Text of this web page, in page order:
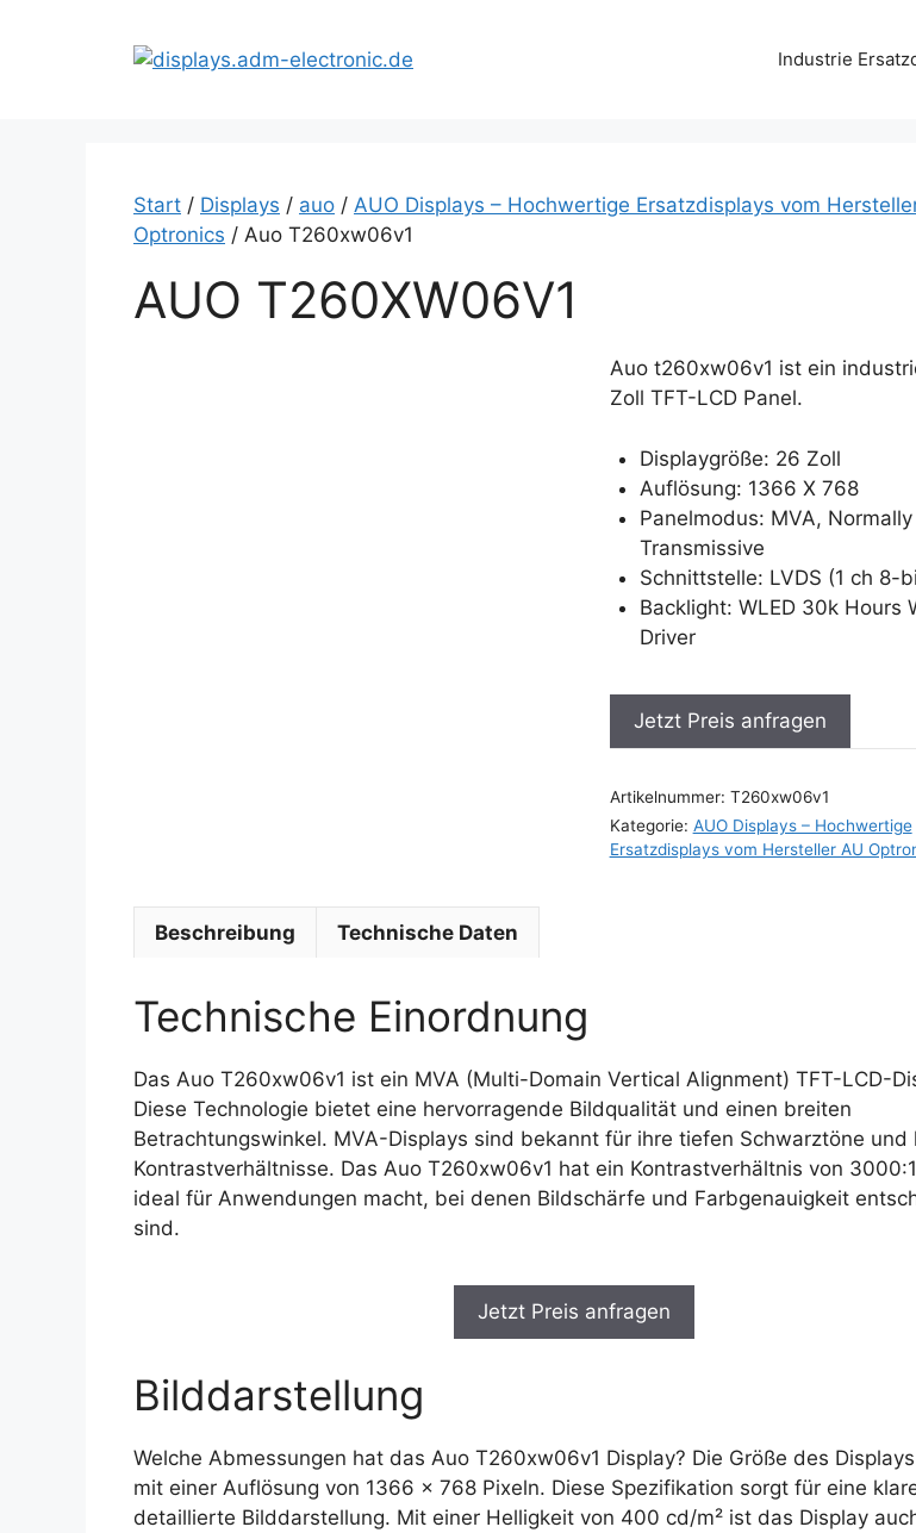
Industrie
Start / Displays / auo / AUO Displays – Hochwertige Ersatzdisplays vom
Optronics / Auo T260xw06v1
AUO T260XW06V1
Auo t260xw06v1 ist ein
Zoll TFT-LCD Panel.
Displaygröße: 26 Zoll
Auflösung: 1366 X 768
Panelmodus: MVA,
Transmissive
Schnittstelle: LVDS (1 ch 8-
Backlight: WLED 30k Hours
Driver
Jetzt Preis anfragen
Artikelnummer: T260xw06v1
Kategorie: AUO Displays – Hochwertige
Ersatzdisplays vom Hersteller AU
Beschreibung Technische Daten
Technische Einordnung
Das Auo T260xw06v1 ist ein MVA (Multi-Domain Vertical Alignment) TFT-LCD-
Diese Technologie bietet eine hervorragende Bildqualität und einen breiten
Betrachtungswinkel. MVA-Displays sind bekannt für ihre tiefen Schwarztöne und
Kontrastverhältnisse. Das Auo T260xw06v1 hat ein Kontrastverhältnis von
ideal für Anwendungen macht, bei denen Bildschärfe und Farbgenauigkeit
sind.
Jetzt Preis anfragen
Bilddarstellung
Welche Abmessungen hat das Auo T260xw06v1 Display? Die Größe des
mit einer Auflösung von 1366 x 768 Pixeln. Diese Spezifikation sorgt für eine
detaillierte Bilddarstellung. Mit einer Helligkeit von 400 cd/m² ist das Display